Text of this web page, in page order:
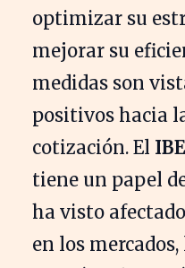
optimizar su
mejorar su
medidas son
positivos hacia
cotización. El
tiene un papel
ha visto
en los